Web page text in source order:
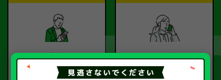
ご依頼
お電話または査定フォー
査定
査定のプロが